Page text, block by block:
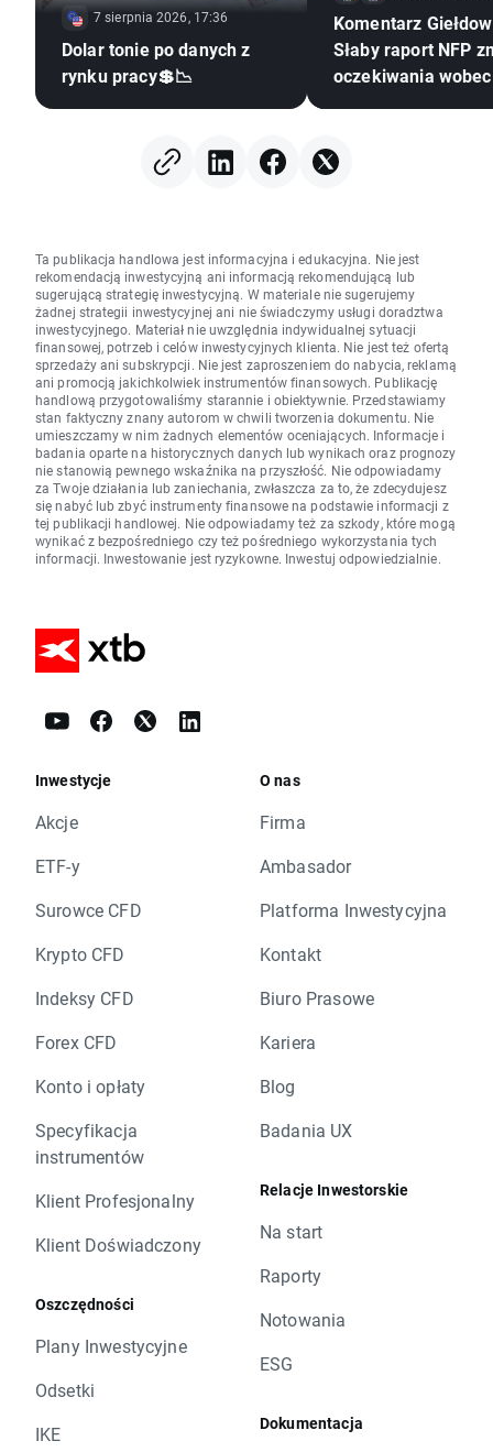
7 sierpnia 2026, 17:36
Dolar tonie po danych z
rynku pracy💲📉
Komentarz
Słaby raport NFP
oczekiwania
Ta publikacja handlowa jest informacyjna i edukacyjna. Nie jest
rekomendacją inwestycyjną ani informacją rekomendującą lub
sugerującą strategię inwestycyjną. W materiale nie sugerujemy
żadnej strategii inwestycyjnej ani nie świadczymy usługi doradztwa
inwestycyjnego. Materiał nie uwzględnia indywidualnej sytuacji
finansowej, potrzeb i celów inwestycyjnych klienta. Nie jest też ofertą
sprzedaży ani subskrypcji. Nie jest zaproszeniem do nabycia, reklamą
ani promocją jakichkolwiek instrumentów finansowych. Publikację
handlową przygotowaliśmy starannie i obiektywnie. Przedstawiamy
stan faktyczny znany autorom w chwili tworzenia dokumentu. Nie
umieszczamy w nim żadnych elementów oceniających. Informacje i
badania oparte na historycznych danych lub wynikach oraz prognozy
nie stanowią pewnego wskaźnika na przyszłość. Nie odpowiadamy
za Twoje działania lub zaniechania, zwłaszcza za to, że zdecydujesz
się nabyć lub zbyć instrumenty finansowe na podstawie informacji z
tej publikacji handlowej. Nie odpowiadamy też za szkody, które mogą
wynikać z bezpośredniego czy też pośredniego wykorzystania tych
informacji. Inwestowanie jest ryzykowne. Inwestuj odpowiedzialnie.
Inwestycje
Akcje
ETF-y
Surowce CFD
Krypto CFD
Indeksy CFD
Forex CFD
Konto i opłaty
Specyfikacja
instrumentów
Klient Profesjonalny
Klient Doświadczony
Oszczędności
Plany Inwestycyjne
Odsetki
IKE
O nas
Firma
Ambasador
Platforma Inwestycyjna
Kontakt
Biuro Prasowe
Kariera
Blog
Badania UX
Relacje Inwestorskie
Na start
Raporty
Notowania
ESG
Dokumentacja